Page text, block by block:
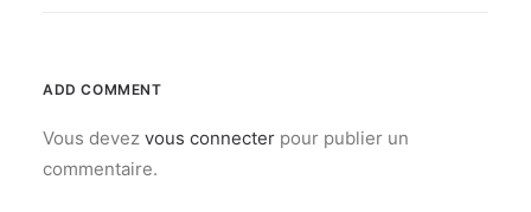
ADD COMMENT
Vous devez vous connecter pour publier un
commentaire.